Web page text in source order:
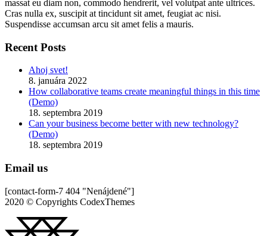
massat eu diam non, commodo hendrerit, vel volutpat ante ultrices.
Cras nulla ex, suscipit at tincidunt sit amet, feugiat ac nisi.
Suspendisse accumsan arcu sit amet felis a mauris.
Recent Posts
Ahoj svet!
8. januára 2022
How collaborative teams create meaningful things in this time
(Demo)
18. septembra 2019
Can your business become better with new technology?
(Demo)
18. septembra 2019
Email us
[contact-form-7 404 "Nenájdené"]
2020 © Copyrights CodexThemes